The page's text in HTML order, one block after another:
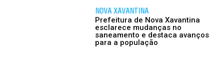
NOVA XAVANTINA
Prefeitura de Nova Xavantina
esclarece mudanças no
saneamento e destaca avanços
para a população